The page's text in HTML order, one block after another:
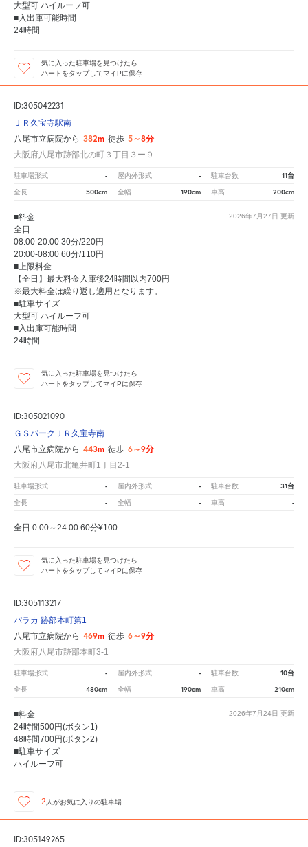
大型可 ハイルーフ可
■入出庫可能時間
24時間
気に入った駐車場を見つけたら
ハートをタップしてマイPに保存
ID:305042231
ＪＲ久宝寺駅南
八尾市立病院から 382m 徒歩 5～8分
大阪府八尾市跡部北の町３丁目３ー９
駐車場形式 - 屋内外形式 - 駐車台数 11台
全長 500cm 全幅 190cm 車高 200cm
2026年7月27日 更新
■料金
全日
08:00-20:00 30分/220円
20:00-08:00 60分/110円
■上限料金
【全日】最大料金入庫後24時間以内700円
※最大料金は繰り返し適用となります。
■駐車サイズ
大型可 ハイルーフ可
■入出庫可能時間
24時間
気に入った駐車場を見つけたら
ハートをタップしてマイPに保存
ID:305021090
ＧＳパークＪＲ久宝寺南
八尾市立病院から 443m 徒歩 6～9分
大阪府八尾市北亀井町1丁目2-1
駐車場形式 - 屋内外形式 - 駐車台数 31台
全長 - 全幅 - 車高 -
全日 0:00～24:00 60分¥100
気に入った駐車場を見つけたら
ハートをタップしてマイPに保存
ID:305113217
パラカ 跡部本町第1
八尾市立病院から 469m 徒歩 6～9分
大阪府八尾市跡部本町3-1
駐車場形式 - 屋内外形式 - 駐車台数 10台
全長 480cm 全幅 190cm 車高 210cm
2026年7月24日 更新
■料金
24時間500円(ボタン1)
48時間700円(ボタン2)
■駐車サイズ
ハイルーフ可
2 人がお気に入りの駐車場
ID:305149265